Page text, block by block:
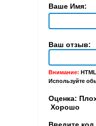
Ваше Имя:
Ваш отзыв:
Внимание:
Используйте
Оценка:
Хорошо
Введите